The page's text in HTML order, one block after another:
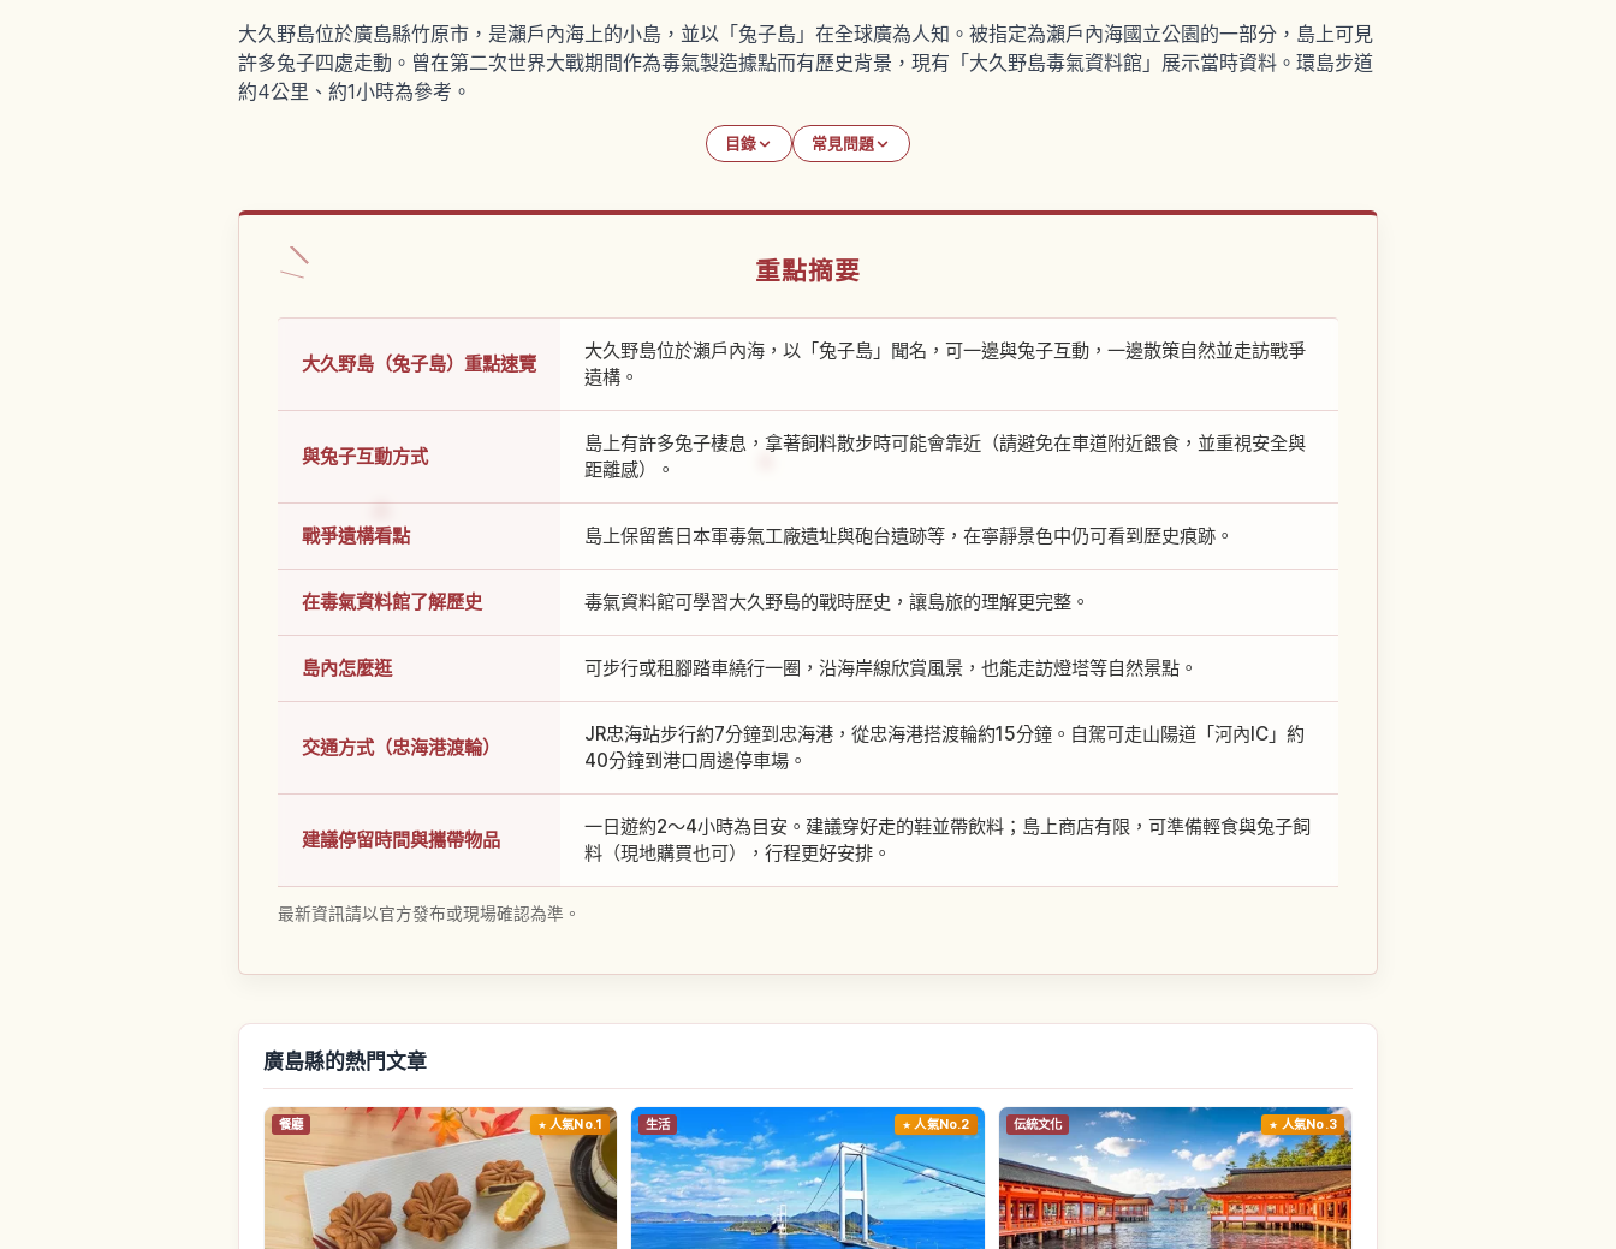
大久野島位於廣島縣竹原市，是瀨戶內海上的小島，並以「兔子島」在全球廣為人知。被指定為瀨戶內海國立公園的一部分，島上可見
許多兔子四處走動。曾在第二次世界大戰期間作為毒氣製造據點而有歷史背景，現有「大久野島毒氣資料館」展示當時資料。環島步道
約4公里、約1小時為參考。
目錄 常見問題
重點摘要
大久野島（兔子島）重點速覽
大久野島位於瀨戶內海，以「兔子島」聞名，可一邊與兔子互動，一邊散策自然並走訪戰爭
遺構。
與兔子互動方式
島上有許多兔子棲息，拿著飼料散步時可能會靠近（請避免在車道附近餵食，並重視安全與
距離感）。
戰爭遺構看點 島上保留舊日本軍毒氣工廠遺址與砲台遺跡等，在寧靜景色中仍可看到歷史痕跡。
在毒氣資料館了解歷史 毒氣資料館可學習大久野島的戰時歷史，讓島旅的理解更完整。
島內怎麼逛 可步行或租腳踏車繞行一圈，沿海岸線欣賞風景，也能走訪燈塔等自然景點。
交通方式（忠海港渡輪）
JR忠海站步行約7分鐘到忠海港，從忠海港搭渡輪約15分鐘。自駕可走山陽道「河內IC」約
40分鐘到港口周邊停車場。
建議停留時間與攜帶物品
一日遊約2～4小時為目安。建議穿好走的鞋並帶飲料；島上商店有限，可準備輕食與兔子飼
料（現地購買也可），行程更好安排。
最新資訊請以官方發布或現場確認為準。
廣島縣的熱門文章
餐廳 人氣No.1 生活 人氣No.2 伝統文化 人氣No.3